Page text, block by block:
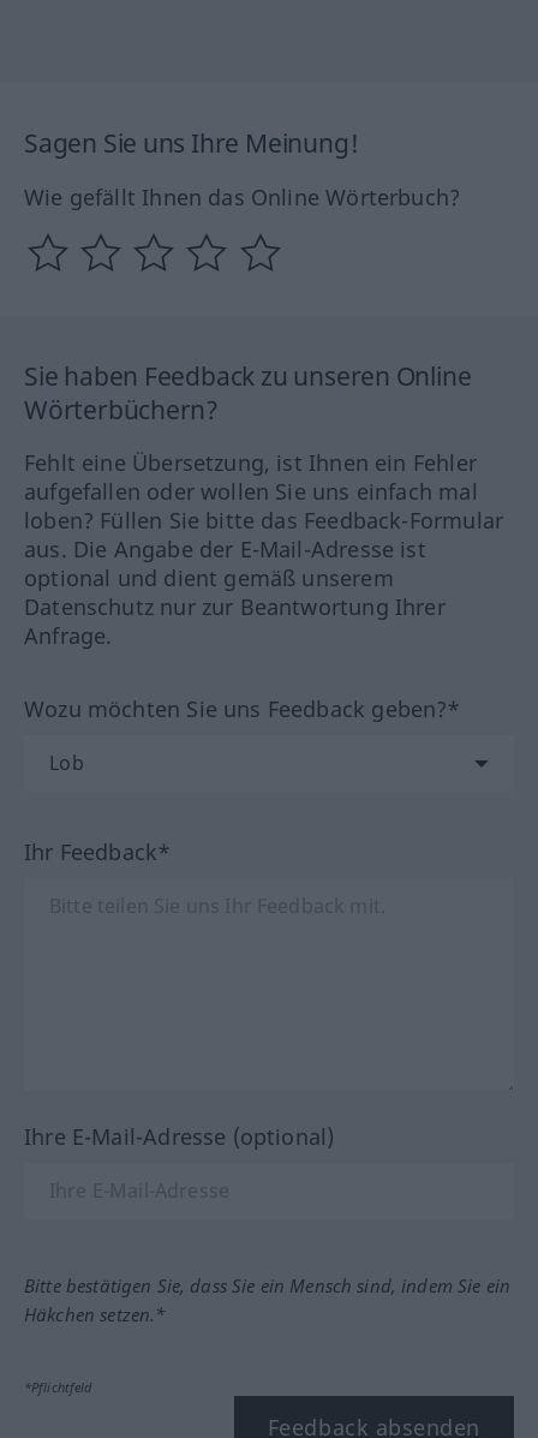
Sagen Sie uns Ihre Meinung!
Wie gefällt Ihnen das Online Wörterbuch?
Sie haben Feedback zu unseren Online
Wörterbüchern?
Fehlt eine Übersetzung, ist Ihnen ein Fehler
aufgefallen oder wollen Sie uns einfach mal
loben? Füllen Sie bitte das Feedback-Formular
aus. Die Angabe der E-Mail-Adresse ist
optional und dient gemäß unserem
Datenschutz nur zur Beantwortung Ihrer
Anfrage.
Wozu möchten Sie uns Feedback geben?*
Ihr Feedback*
Ihre E-Mail-Adresse (optional)
Bitte bestätigen Sie, dass Sie ein Mensch sind, indem Sie ein
Häkchen setzen.*
*Pflichtfeld
Feedback absenden